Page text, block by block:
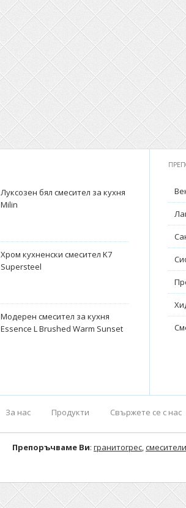
Луксозен бял смесител за кухня
Milin
Хром кухненски смесител K7
Supersteel
Модерен смесител за кухня
Essence L Brushed Warm Sunset
За нас Продукти Свържете се с нас
Препоръчваме Ви: гранитогрес,